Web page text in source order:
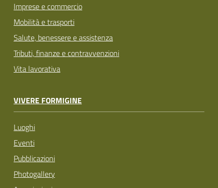
Imprese e commercio
Mobilità e trasporti
Salute, benessere e assistenza
Tributi, finanze e contravvenzioni
Vita lavorativa
VIVERE FORMIGINE
Luoghi
Eventi
Pubblicazioni
Photogallery